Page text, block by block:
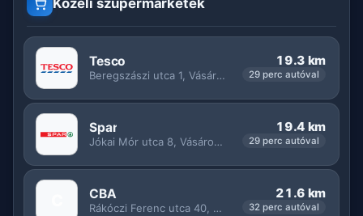
Közeli szupermarketek
Tesco
Beregszászi utca 1, Vásárosnamény
19.3 km
29 perc autóval
Spar
Jókai Mór utca 8, Vásárosnamény
19.4 km
29 perc autóval
CBA
Rákóczi Ferenc utca 40, Nagyvarsány
21.6 km
32 perc autóval